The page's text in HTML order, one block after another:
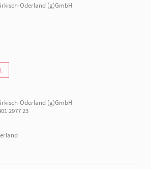
Oderland (g)GmbH
Oderland (g)GmbH
2977 23